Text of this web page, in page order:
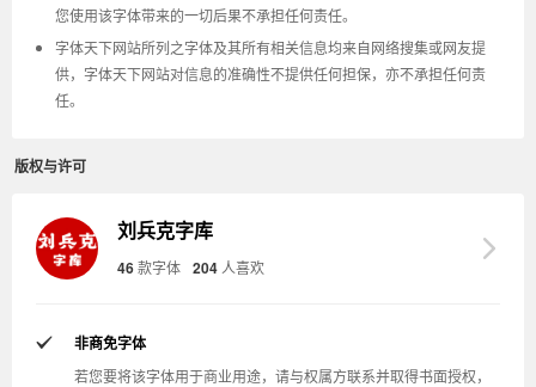
您使用该字体带来的一切后果不承担任何责任。
字体天下网站所列之字体及其所有相关信息均来自网络搜集或网友提
供，字体天下网站对信息的准确性不提供任何担保，亦不承担任何责
任。
版权与许可
刘兵克字库
46款字体 204 人喜欢
非商免字体
若您要将该字体用于商业用途，请与权属方联系并取得书面授权，